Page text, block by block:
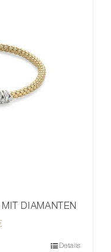
DIAMANTEN
Details